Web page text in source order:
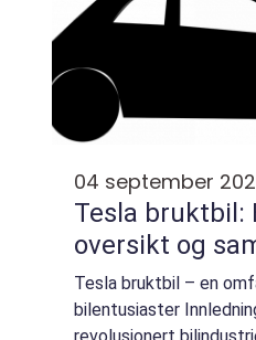
04 september
Tesla bruktbil:
oversikt og
Tesla bruktbil – en
bilentusiaster